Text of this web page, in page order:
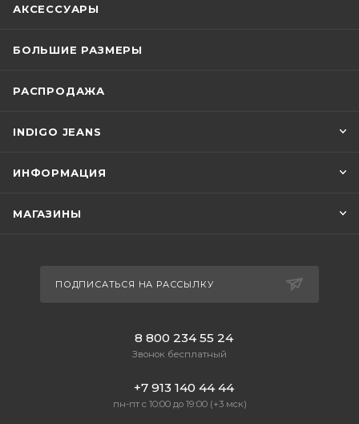
АКСЕССУАРЫ
БОЛЬШИЕ РАЗМЕРЫ
РАСПРОДАЖА
INDIGO JEANS
ИНФОРМАЦИЯ
МАГАЗИНЫ
ПОДПИСАТЬСЯ НА РАССЫЛКУ
8 800 234 55 24
Звонок бесплатный
+7 913 140 44 44
пн-пт с 10:00 до 19:00 (+3 мск)